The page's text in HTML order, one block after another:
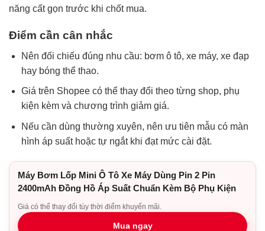
năng cất gọn trước khi chốt mua.
Điểm cần cân nhắc
Nên đối chiếu đúng nhu cầu: bơm ô tô, xe máy, xe đạp
hay bóng thể thao.
Giá trên Shopee có thể thay đổi theo từng shop, phụ
kiện kèm và chương trình giảm giá.
Nếu cần dùng thường xuyên, nên ưu tiên mẫu có màn
hình áp suất hoặc tự ngắt khi đạt mức cài đặt.
Máy Bơm Lốp Mini Ô Tô Xe Máy Dùng Pin 2 Pin
2400mAh Đồng Hồ Áp Suất Chuẩn Kèm Bộ Phụ Kiện
Giá có thể thay đổi tùy thời điểm khuyến mãi.
Mua ngay